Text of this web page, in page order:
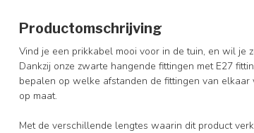
Productomschrijving
Vind je een prikkabel mooi voor in de tuin, en wil je
Dankzij onze zwarte hangende fittingen met E27
bepalen op welke afstanden de fittingen van
op maat.
Met de verschillende lengtes waarin dit product